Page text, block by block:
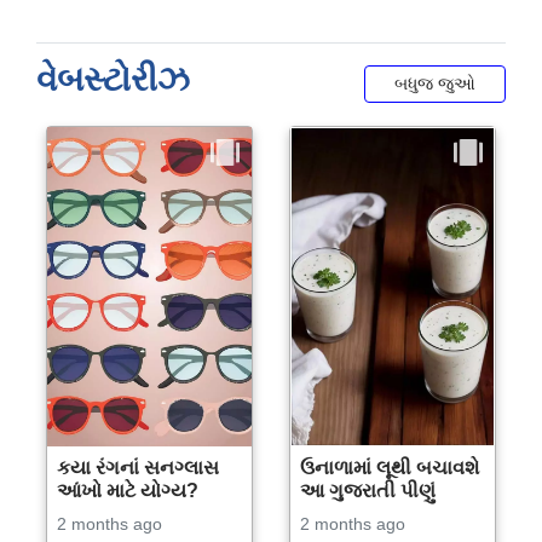
વેબસ્ટોરીઝ બધુજ જુઓ
કયા રંગનાં સનગ્લાસ
આંખો માટે યોગ્ય?
2 months ago
ઉનાળામાં લૂથી બચાવશે
આ ગુજરાતી પીણું
2 months ago